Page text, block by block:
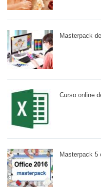
Masterpack
Curso online
Masterpack 5